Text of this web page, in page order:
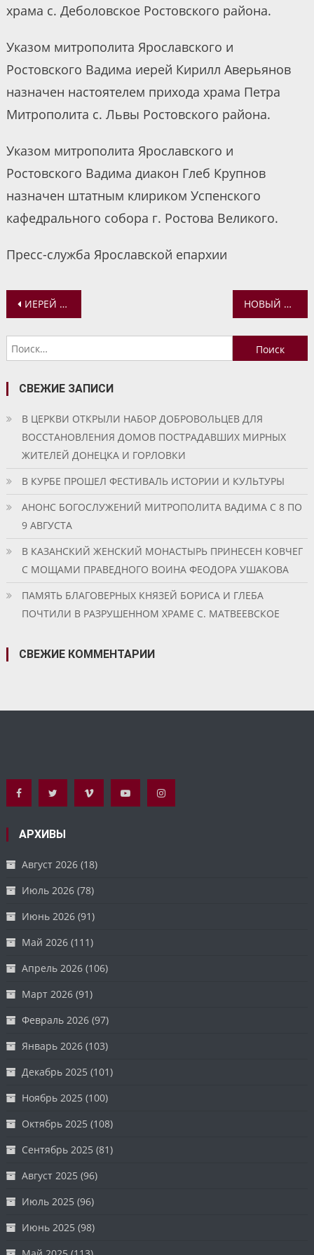
храма с. Деболовское Ростовского района.
Указом митрополита Ярославского и
Ростовского Вадима иерей Кирилл Аверьянов
назначен настоятелем прихода храма Петра
Митрополита с. Львы Ростовского района.
Указом митрополита Ярославского и
Ростовского Вадима диакон Глеб Крупнов
назначен штатным клириком Успенского
кафедрального собора г. Ростова Великого.
Пресс-служба Ярославской епархии
Навигация
по
записям
ИЕРЕЙ АЛЕКСИЙ КАРПОВ ПРИНЯЛ УЧАСТИЕ В ОНЛАЙН-СОВЕЩАНИИ С ПРЕДСЕДАТЕЛЕМ СИНОДАЛЬНОГО МИССИОНЕРСКОГО ОТДЕЛА НОВЫЙ СОЦИАЛЬНЫЙ ПРОЕКТ КАЗАНСКОГО ЖЕНСКОГО МОНАСТЫРЯ
Найти:
СВЕЖИЕ ЗАПИСИ
В ЦЕРКВИ ОТКРЫЛИ НАБОР ДОБРОВОЛЬЦЕВ ДЛЯ
ВОССТАНОВЛЕНИЯ ДОМОВ ПОСТРАДАВШИХ МИРНЫХ
ЖИТЕЛЕЙ ДОНЕЦКА И ГОРЛОВКИ
В КУРБЕ ПРОШЕЛ ФЕСТИВАЛЬ ИСТОРИИ И КУЛЬТУРЫ
АНОНС БОГОСЛУЖЕНИЙ МИТРОПОЛИТА ВАДИМА С 8 ПО
9 АВГУСТА
В КАЗАНСКИЙ ЖЕНСКИЙ МОНАСТЫРЬ ПРИНЕСЕН КОВЧЕГ
С МОЩАМИ ПРАВЕДНОГО ВОИНА ФЕОДОРА УШАКОВА
ПАМЯТЬ БЛАГОВЕРНЫХ КНЯЗЕЙ БОРИСА И ГЛЕБА
ПОЧТИЛИ В РАЗРУШЕННОМ ХРАМЕ С. МАТВЕЕВСКОЕ
СВЕЖИЕ КОММЕНТАРИИ
АРХИВЫ
Август 2026 (18)
Июль 2026 (78)
Июнь 2026 (91)
Май 2026 (111)
Апрель 2026 (106)
Март 2026 (91)
Февраль 2026 (97)
Январь 2026 (103)
Декабрь 2025 (101)
Ноябрь 2025 (100)
Октябрь 2025 (108)
Сентябрь 2025 (81)
Август 2025 (96)
Июль 2025 (96)
Июнь 2025 (98)